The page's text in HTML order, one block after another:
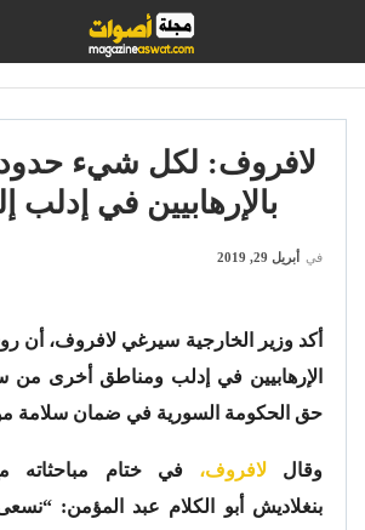
لافروف: لكل شيء
بالإرهابيين في إدلب
في أبريل 29, 2019
أكد وزير الخارجية سيرغي لافروف، أن
الإرهابيين في إدلب ومناطق أخرى من
حق الحكومة السورية في ضمان سلامة
وقال لافروف، في ختام مباحثاته
بنغلاديش أبو الكلام عبد المؤمن: